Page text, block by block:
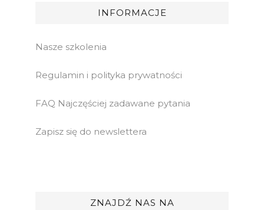
INFORMACJE
Nasze szkolenia
Regulamin i polityka prywatności
FAQ Najczęściej zadawane pytania
Zapisz się do newslettera
ZNAJDŹ NAS NA